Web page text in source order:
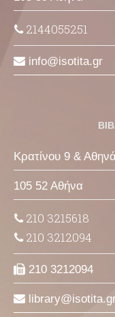
2144055251
info isotita gr
Κρατίνου 9 &
105 52 Αθήνα
210 3215618
210 3212094
210 3212094
library isotita